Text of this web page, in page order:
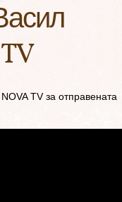
TV за отправената